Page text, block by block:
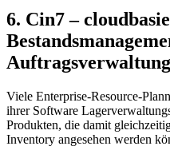
6. Cin7 –
Auftragsverwaltung
Viele Enterprise-Resource-
ihrer Software
Produkten, die damit
Inventory angesehen werden